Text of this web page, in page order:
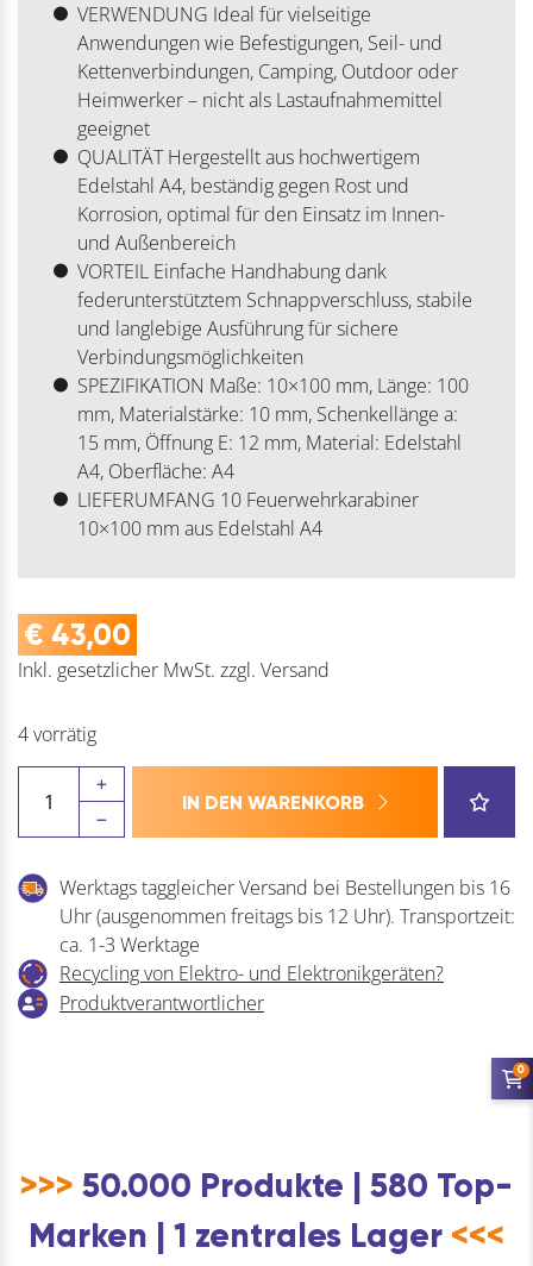
VERWENDUNG Ideal für vielseitige
Anwendungen wie Befestigungen, Seil- und
Kettenverbindungen, Camping, Outdoor oder
Heimwerker – nicht als Lastaufnahmemittel
geeignet
QUALITÄT Hergestellt aus hochwertigem
Edelstahl A4, beständig gegen Rost und
Korrosion, optimal für den Einsatz im Innen-
und Außenbereich
VORTEIL Einfache Handhabung dank
federunterstütztem Schnappverschluss, stabile
und langlebige Ausführung für sichere
Verbindungsmöglichkeiten
SPEZIFIKATION Maße: 10×100 mm, Länge: 100
mm, Materialstärke: 10 mm, Schenkellänge a:
15 mm, Öffnung E: 12 mm, Material: Edelstahl
A4, Oberfläche: A4
LIEFERUMFANG 10 Feuerwehrkarabiner
10×100 mm aus Edelstahl A4
€ 43,00
Inkl. gesetzlicher MwSt. zzgl. Versand
4 vorrätig
Feuerwehr
Karabiner
-
A4
Menge
IN DEN WARENKORB
Werktags taggleicher Versand bei Bestellungen bis 16
Uhr (ausgenommen freitags bis 12 Uhr). Transportzeit:
ca. 1-3 Werktage
Recycling von Elektro- und Elektronikgeräten?
Produktverantwortlicher
>>> 50.000 Produkte | 580 Top-
Marken | 1 zentrales Lager <<<
0